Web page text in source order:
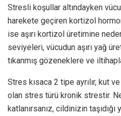
Stresli koşullar altındayken
harekete geçiren kortizol
ise aşırı kortizol üretimine
seviyeleri, vücudun aşırı yağ
tıkanmış gözeneklere ve
Stres kısaca 2 tipe ayrılır, kut
olan stres türü kronik strestir.
katlanırsanız, cildinizin taşıdığı